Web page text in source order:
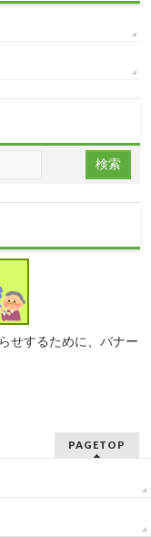
せするために、バナー
PAGETOP